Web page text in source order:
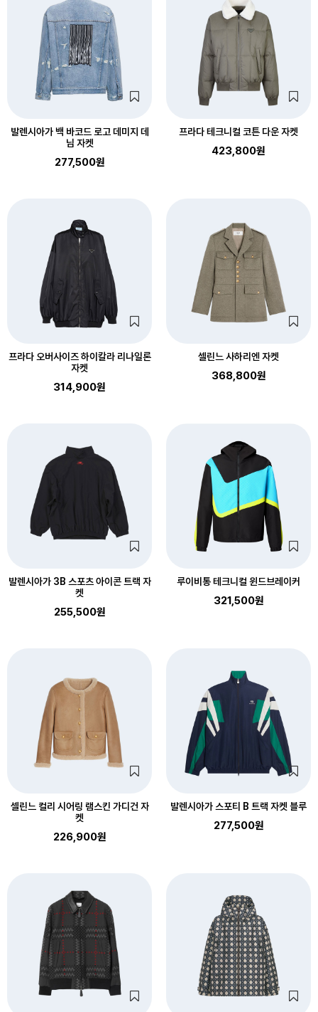
발렌시아가 백 바코드 로고 데미지 데
님 자켓
277,500원
프라다 테크니컬 코튼 다운 자켓
423,800원
프라다 오버사이즈 하이칼라 리나일론
자켓
314,900원
셀린느 사하리엔 자켓
368,800원
발렌시아가 3B 스포츠 아이콘 트랙 자
켓
255,500원
루이비통 테크니컬 윈드브레이커
321,500원
셀린느 컬리 시어링 램스킨 가디건 자
켓
226,900원
발렌시아가 스포티 B 트랙 자켓 블루
277,500원